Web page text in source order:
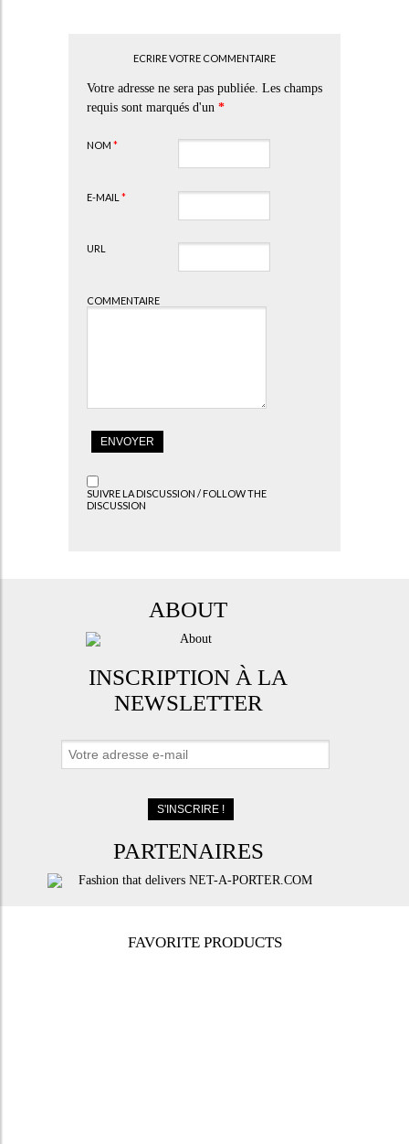
ECRIRE VOTRE COMMENTAIRE
Votre adresse ne sera pas publiée. Les champs
requis sont marqués d'un *
NOM *
E-MAIL *
URL
COMMENTAIRE
SUIVRE LA DISCUSSION / FOLLOW THE
DISCUSSION
ABOUT
INSCRIPTION À LA
NEWSLETTER
PARTENAIRES
FAVORITE PRODUCTS